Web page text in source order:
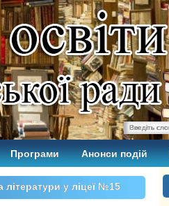
Програми Анонси подій
літератури у ліцеї №15